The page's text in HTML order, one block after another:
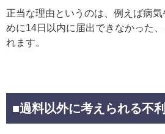
正当な理由というのは、例えば病
めに14日以内に届出できなかった
れます。
■過料以外に考えられる不